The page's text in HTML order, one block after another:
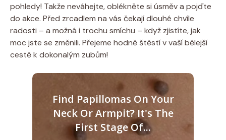
pohledy! Takže neváhejte, oblékněte si úsměv a pojďte
do akce. Před zrcadlem na vás čekají dlouhé chvíle
radosti – a možná i trochu smíchu – když zjistíte, jak
moc jste se změnili. Přejeme hodně štěstí v vaší bělejší
cestě k dokonalým zubům!
Find Papillomas On Your
Neck Or Armpit? It's The
First Stage Of...